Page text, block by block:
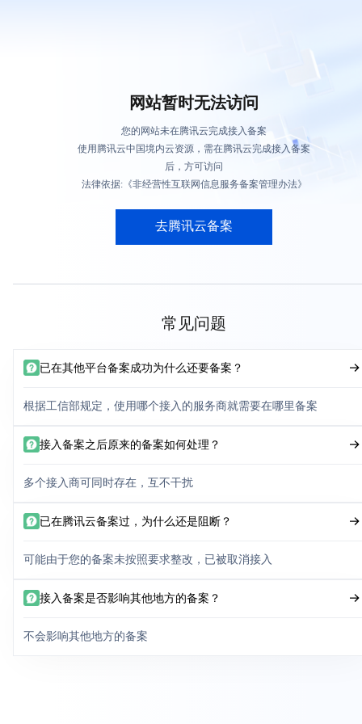
网站暂时无法访问
您的网站未在腾讯云完成接入备案
使用腾讯云中国境内云资源，需在腾讯云完成接入备案
后，方可访问
法律依据:《非经营性互联网信息服务备案管理办法》
去腾讯云备案
常见问题
已在其他平台备案成功为什么还要备案？
根据工信部规定，使用哪个接入的服务商就需要在哪里备案
接入备案之后原来的备案如何处理？
多个接入商可同时存在，互不干扰
已在腾讯云备案过，为什么还是阻断？
可能由于您的备案未按照要求整改，已被取消接入
接入备案是否影响其他地方的备案？
不会影响其他地方的备案